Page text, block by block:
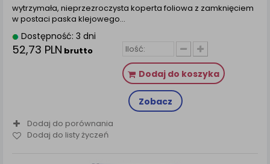
wytrzymała, nieprzezroczysta koperta foliowa z zamknięciem
w postaci paska klejowego…
Dostępność: 3 dni
52,73 PLN brutto
Dodaj do koszyka
Zobacz
Dodaj do porównania
Dodaj do listy życzeń